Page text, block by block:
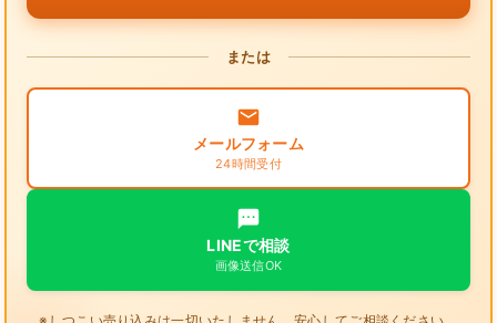
または
メールフォーム
24時間受付
LINEで相談
画像送信OK